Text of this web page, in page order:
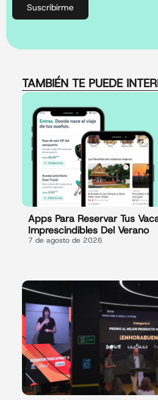
Suscribirme
TAMBIÉN TE PUEDE
Apps Para Reservar Tus
Imprescindibles Del Verano
7 de agosto de 2026